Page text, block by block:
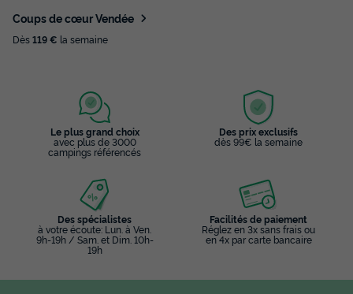
Coups de cœur Vendée
Dès119 € la semaine
Le plus grand choix
avec plus de 3000
campings référencés
Des prix exclusifs
dès 99€ la semaine
Des spécialistes
à votre écoute: Lun. à Ven.
9h-19h / Sam. et Dim. 10h-
19h
Facilités de paiement
Réglez en 3x sans frais ou
en 4x par carte bancaire